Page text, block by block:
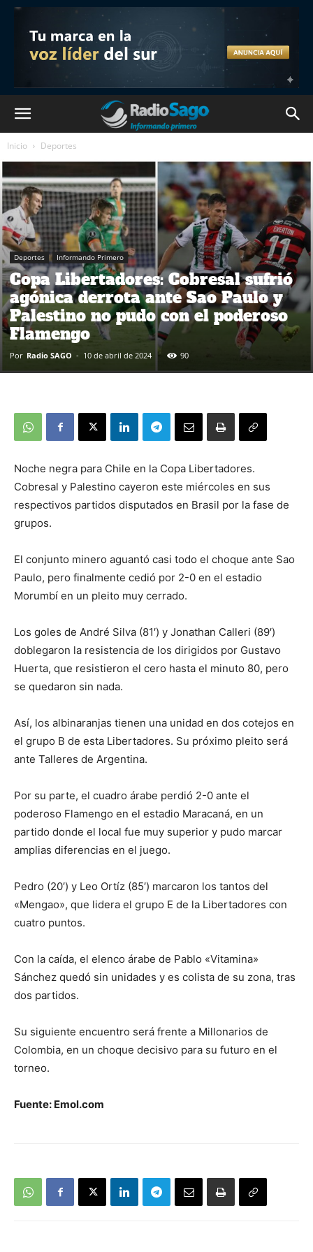
Inicio Deportes
Deportes Informando Primero
Copa Libertadores: Cobresal sufrió
agónica derrota ante Sao Paulo y
Palestino no pudo con el poderoso
Flamengo
Por Radio SAGO - 10 de abril de 2024 90
Noche negra para Chile en la Copa Libertadores.
Cobresal y Palestino cayeron este miércoles en sus
respectivos partidos disputados en Brasil por la fase de
grupos.
El conjunto minero aguantó casi todo el choque ante Sao
Paulo, pero finalmente cedió por 2-0 en el estadio
Morumbí en un pleito muy cerrado.
Los goles de André Silva (81′) y Jonathan Calleri (89′)
doblegaron la resistencia de los dirigidos por Gustavo
Huerta, que resistieron el cero hasta el minuto 80, pero
se quedaron sin nada.
Así, los albinaranjas tienen una unidad en dos cotejos en
el grupo B de esta Libertadores. Su próximo pleito será
ante Talleres de Argentina.
Por su parte, el cuadro árabe perdió 2-0 ante el
poderoso Flamengo en el estadio Maracaná, en un
partido donde el local fue muy superior y pudo marcar
amplias diferencias en el juego.
Pedro (20′) y Leo Ortíz (85′) marcaron los tantos del
«Mengao», que lidera el grupo E de la Libertadores con
cuatro puntos.
Con la caída, el elenco árabe de Pablo «Vitamina»
Sánchez quedó sin unidades y es colista de su zona, tras
dos partidos.
Su siguiente encuentro será frente a Millonarios de
Colombia, en un choque decisivo para su futuro en el
torneo.
Fuente: Emol.com